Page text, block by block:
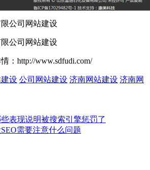
公司网站建设
公司网站建设
：http://www.sdfudi.com/
设 公司网站建设 济南网站建设 济南网
表现说明被搜索引擎惩罚了
需要注意什么问题